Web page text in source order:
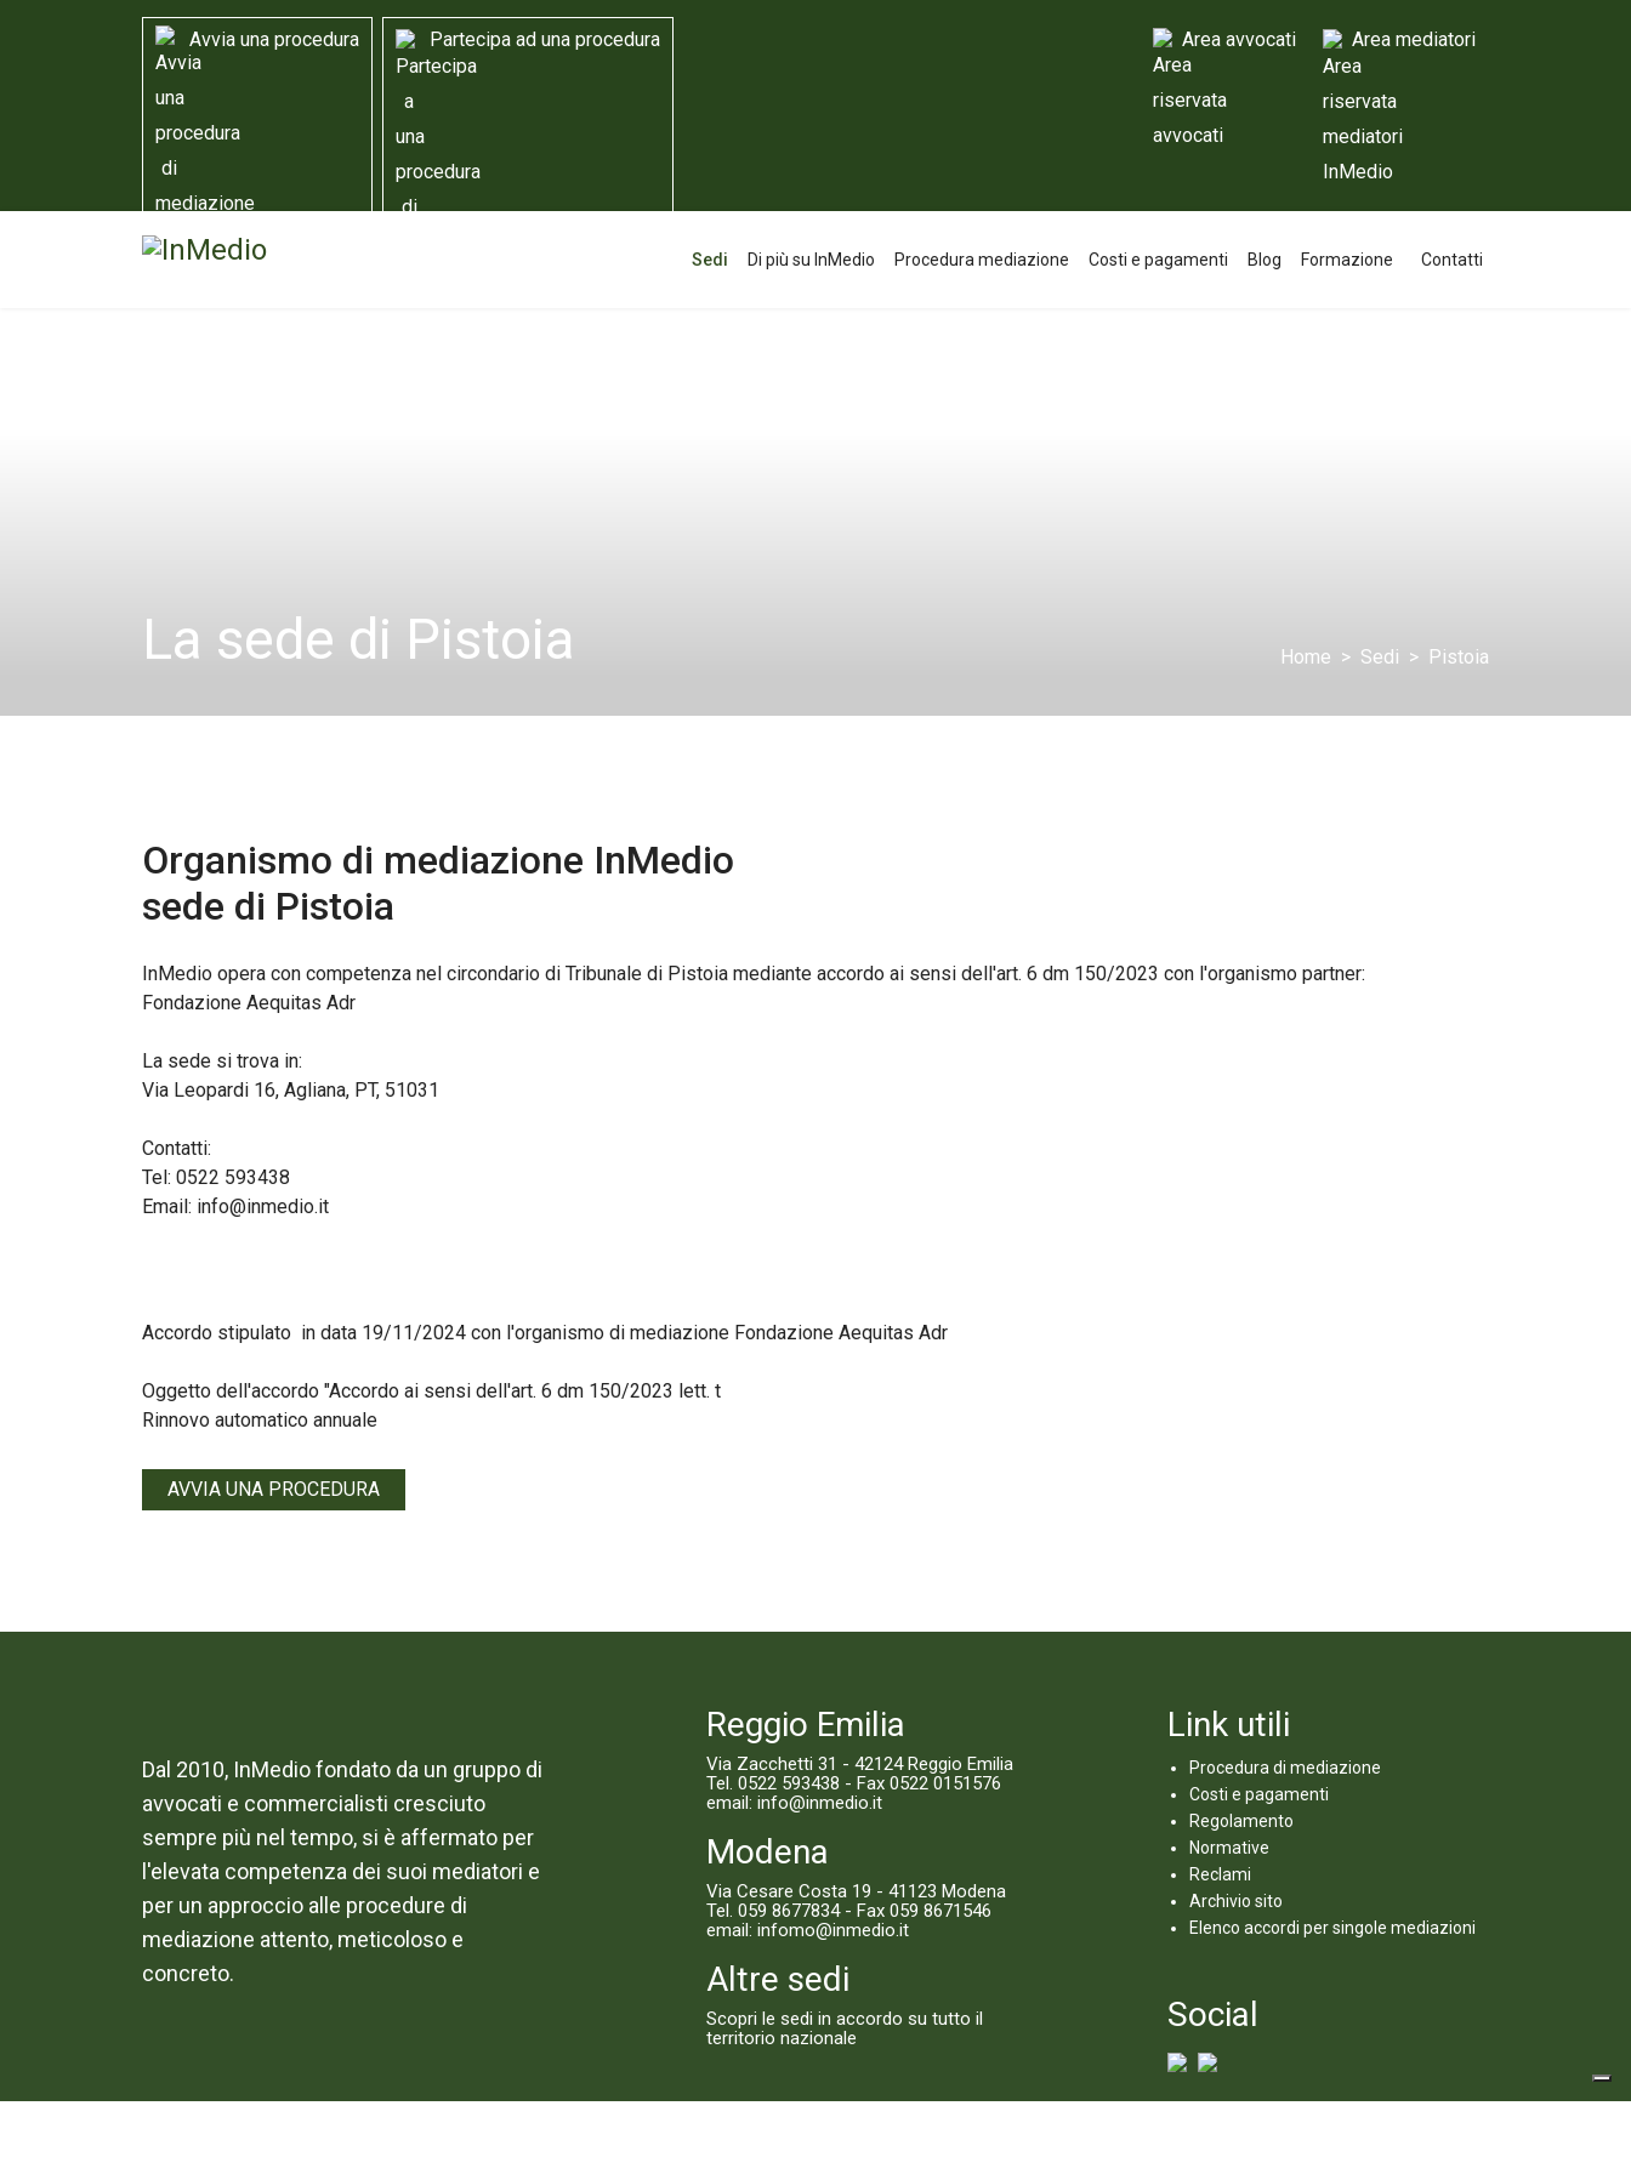
Avvia una procedura Partecipa ad una procedura Area avvocati Area mediatori
Sedi Di più su InMedio Procedura mediazione Costi e pagamenti Blog Formazione Contatti
La sede di Pistoia Home Sedi Pistoia
Organismo di mediazione InMedio
sede di Pistoia
InMedio opera con competenza nel circondario di Tribunale di Pistoia mediante accordo ai sensi dell'art. 6 dm 150/2023 con l'organismo partner:
Fondazione Aequitas Adr
La sede si trova in:
Via Leopardi 16, Agliana, PT, 51031
Contatti:
Tel: 0522 593438
Email: info@inmedio.it
Accordo stipulato in data 19/11/2024 con l'organismo di mediazione Fondazione Aequitas Adr
Oggetto dell'accordo "Accordo ai sensi dell'art. 6 dm 150/2023 lett. t
Rinnovo automatico annuale
AVVIA UNA PROCEDURA
Dal 2010, InMedio fondato da un gruppo di
avvocati e commercialisti cresciuto
sempre più nel tempo, si è affermato per
l'elevata competenza dei suoi mediatori e
per un approccio alle procedure di
mediazione attento, meticoloso e
concreto.
Reggio Emilia
Via Zacchetti 31 - 42124 Reggio Emilia
Tel. 0522 593438 - Fax 0522 0151576
email: info@inmedio.it
Modena
Via Cesare Costa 19 - 41123 Modena
Tel. 059 8677834- Fax 059 8671546
email: infomo@inmedio.it
Altre sedi
Scopri le sedi in accordo su tutto il
territorio nazionale
Link utili
Procedura di mediazione
Costi e pagamenti
Regolamento
Normative
Reclami
Archivio sito
Elenco accordi per singole mediazioni
Social